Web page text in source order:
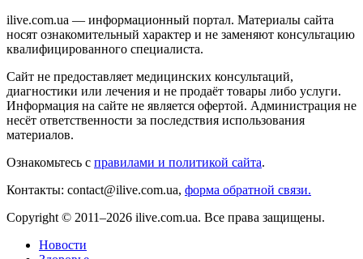
ilive.com.ua — информационный портал. Материалы сайта
носят ознакомительный характер и не заменяют консультацию
квалифицированного специалиста.
Сайт не предоставляет медицинских консультаций,
диагностики или лечения и не продаёт товары либо услуги.
Информация на сайте не является офертой. Администрация не
несёт ответственности за последствия использования
материалов.
Ознакомьтесь с правилами и политикой сайта.
Контакты: contact@ilive.com.ua, форма обратной связи.
Copyright © 2011–2026 ilive.com.ua. Все права защищены.
Новости